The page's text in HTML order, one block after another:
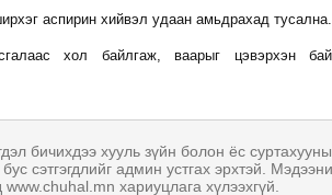
аспирин хийвэл удаан амьдрахад тусална.
хол байлгаж, ваарыг цэвэрхэн
бичихдээ хууль зүйн болон ёс
сэтгэгдлийг админ устгах эрхтэй.
www.chuhal.mn хариуцлага хүлээхгүй.